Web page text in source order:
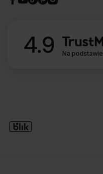
4.9 Na podstawie